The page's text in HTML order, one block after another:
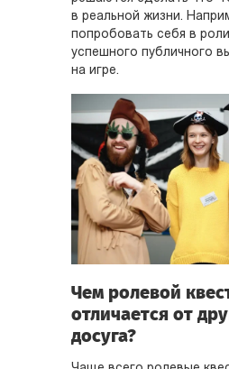
в реальной жизни.
попробовать себя в
успешного публичного
на игре.
Чем ролевой
отличается от
досуга?